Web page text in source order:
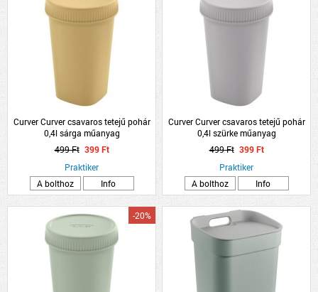
Curver Curver csavaros tetejű pohár
0,4l sárga műanyag
499 Ft 399 Ft
Praktiker
A bolthoz
Info
Curver Curver csavaros tetejű pohár
0,4l szürke műanyag
499 Ft 399 Ft
Praktiker
A bolthoz
Info
-20%